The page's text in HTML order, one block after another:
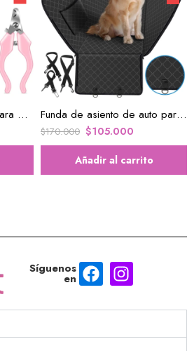
REMATE Lima Eléctrica para mascotas Funda de asiento de auto para mascotas
$170.000 $105.000
Añadir al carrito
Síguenos
en